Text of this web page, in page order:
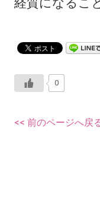
経質になるこ
0
<< 前のページへ戻